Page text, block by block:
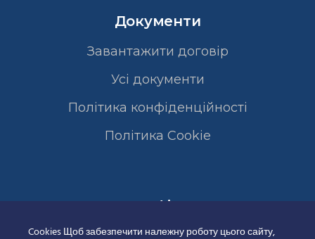
Документи
Завантажити договір
Усі документи
Політика конфіденційності
Полiтика Cookie
Сертифікати
Cookies Щоб забезпечити належну роботу цього сайту,